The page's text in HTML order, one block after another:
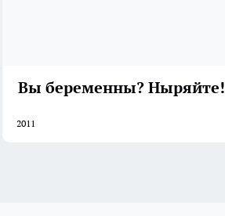
Вы беременны? Ныряйте!
2011